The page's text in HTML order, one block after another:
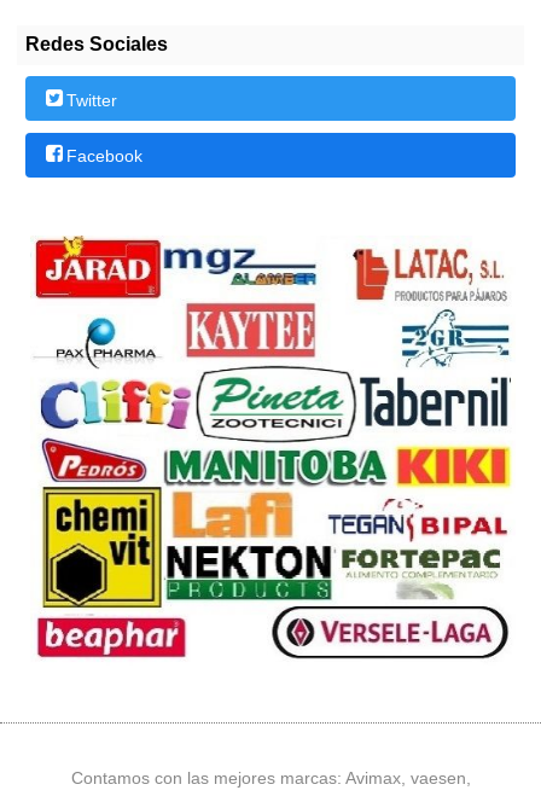
Redes Sociales
Twitter
Facebook
Contamos con las mejores marcas: Avimax, vaesen,